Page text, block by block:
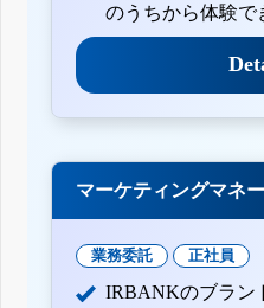
のうちから体験で
マーケティングマネ
業務委託 正社員
IRBANKのブラン